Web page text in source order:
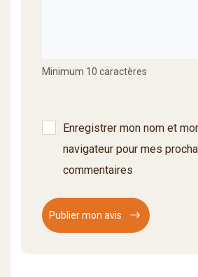
Minimum 10 caractères
Enregistrer mon nom et
navigateur pour mes
commentaires
Publier mon avis